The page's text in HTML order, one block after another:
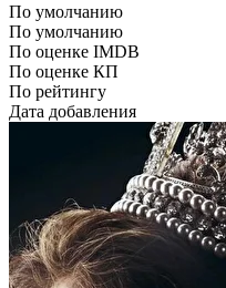
По умолчанию
По умолчанию
По оценке IMDB
По оценке КП
По рейтингу
Дата добавления